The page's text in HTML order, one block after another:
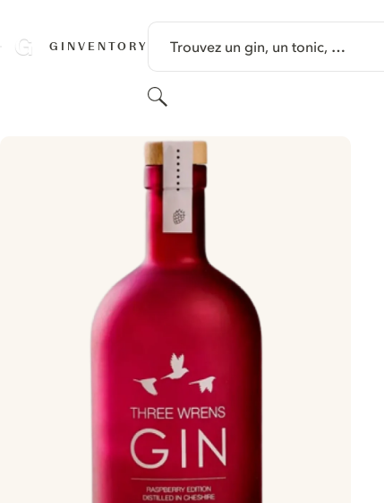
GINVENTORY Trouvez un gin, un tonic, …
Rechercher